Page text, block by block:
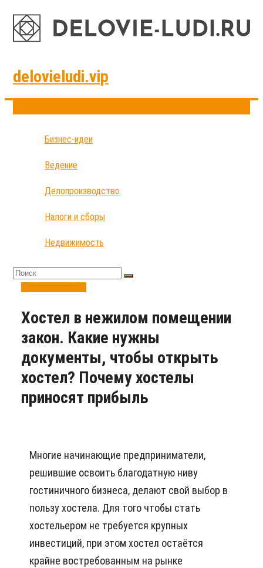
delovieludi.vip
Бизнес-идеи
Ведение
Делопроизводство
Налоги и сборы
Недвижимость
Хостел в нежилом помещении
закон. Какие нужны
документы, чтобы открыть
хостел? Почему хостелы
приносят прибыль
Многие начинающие предприниматели,
решившие освоить благодатную ниву
гостиничного бизнеса, делают свой выбор в
пользу хостела. Для того чтобы стать
хостельером не требуется крупных
инвестиций, при этом хостел остаётся
крайне востребованным на рынке